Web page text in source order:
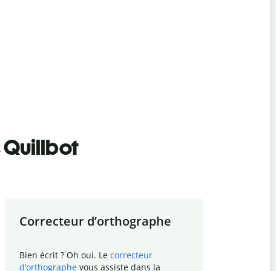
Quillbot
Correcteur d’orthographe
Bien écrit ? Oh oui. Le correcteur
d’orthographe vous assiste dans la